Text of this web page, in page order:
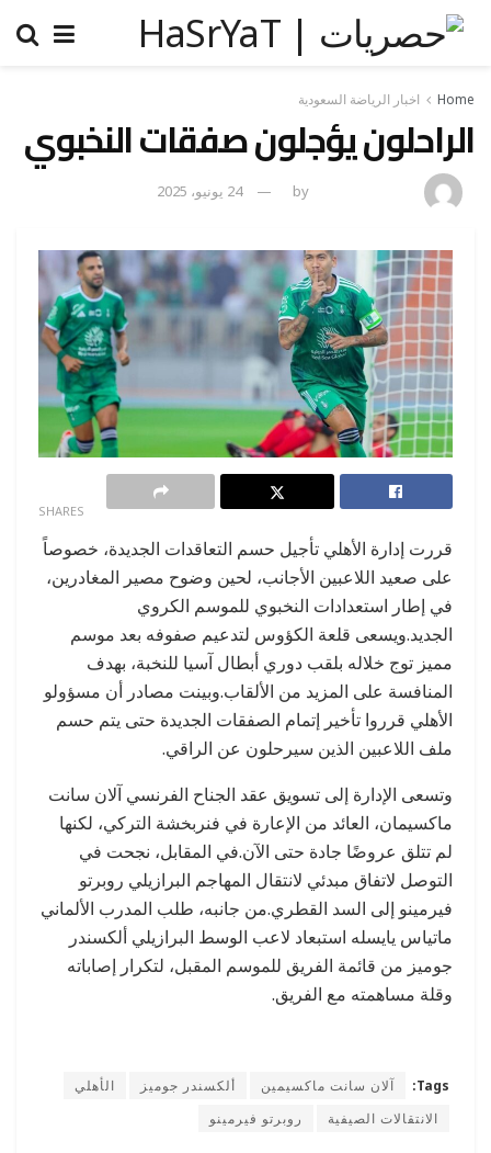
Home اخبار الرياضة السعودية
الراحلون يؤجلون صفقات النخبوي
by 24 يونيو، 2025
SHARES
قررت إدارة الأهلي تأجيل حسم التعاقدات الجديدة، خصوصاً
على صعيد اللاعبين الأجانب، لحين وضوح مصير المغادرين،
في إطار استعدادات النخبوي للموسم الكروي
الجديد.ويسعى قلعة الكؤوس لتدعيم صفوفه بعد موسم
مميز توج خلاله بلقب دوري أبطال آسيا للنخبة، بهدف
المنافسة على المزيد من الألقاب.وبينت مصادر أن مسؤولو
الأهلي قرروا تأخير إتمام الصفقات الجديدة حتى يتم حسم
ملف اللاعبين الذين سيرحلون عن الراقي.
وتسعى الإدارة إلى تسويق عقد الجناح الفرنسي آلان سانت
ماكسيمان، العائد من الإعارة في فنربخشة التركي، لكنها
لم تتلق عروضًا جادة حتى الآن.في المقابل، نجحت في
التوصل لاتفاق مبدئي لانتقال المهاجم البرازيلي روبرتو
فيرمينو إلى السد القطري.من جانبه، طلب المدرب الألماني
ماتياس يايسله استبعاد لاعب الوسط البرازيلي ألكسندر
جوميز من قائمة الفريق للموسم المقبل، لتكرار إصاباته
وقلة مساهمته مع الفريق.
Tags: آلان سانت ماكسيمين ألكسندر جوميز
الأهلي
الانتقالات الصيفية
روبرتو فيرمينو